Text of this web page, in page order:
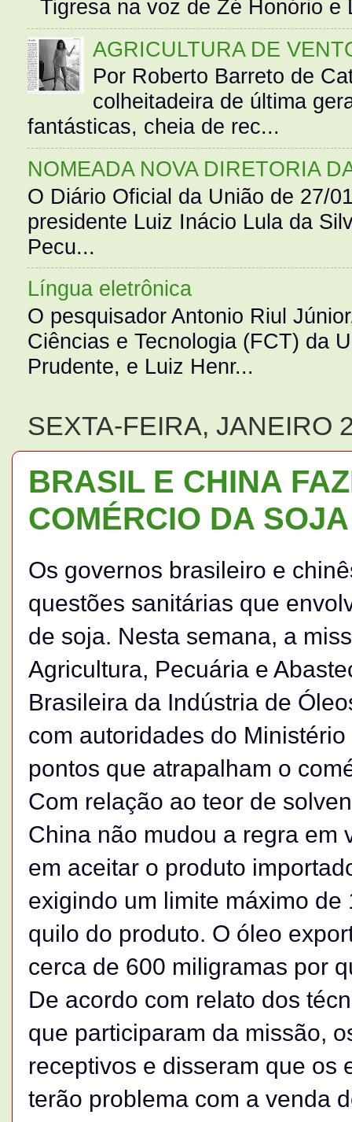
Tigresa na voz de Zé Honório
AGRICULTURA DE
Por Roberto Barreto de
colheitadeira de última
fantásticas, cheia de rec...
NOMEADA NOVA DIRETORIA
O Diário Oficial da União de 27/
presidente Luiz Inácio Lula da
Pecu...
Língua eletrônica
O pesquisador Antonio Riul
Ciências e Tecnologia (FCT) da
Prudente, e Luiz Henr...
SEXTA-FEIRA, JANEIRO
BRASIL E CHINA
COMÉRCIO DA SOJA
Os governos brasileiro e
questões sanitárias que
de soja. Nesta semana, a
Agricultura, Pecuária e
Brasileira da Indústria de
com autoridades do
pontos que atrapalham o
Com relação ao teor de
China não mudou a regra em
em aceitar o produto
exigindo um limite máximo
quilo do produto. O óleo
cerca de 600 miligramas por
De acordo com relato dos
que participaram da missão,
receptivos e disseram que os
terão problema com a venda